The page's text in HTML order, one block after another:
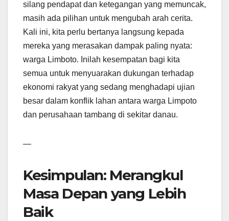
silang pendapat dan ketegangan yang memuncak,
masih ada pilihan untuk mengubah arah cerita.
Kali ini, kita perlu bertanya langsung kepada
mereka yang merasakan dampak paling nyata:
warga Limboto. Inilah kesempatan bagi kita
semua untuk menyuarakan dukungan terhadap
ekonomi rakyat yang sedang menghadapi ujian
besar dalam konflik lahan antara warga Limpoto
dan perusahaan tambang di sekitar danau.
—
Kesimpulan: Merangkul
Masa Depan yang Lebih
Baik